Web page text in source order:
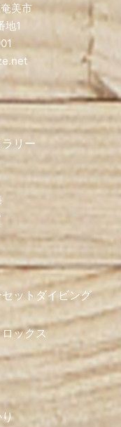
美市
地1
リー
ットダイビング
ックス